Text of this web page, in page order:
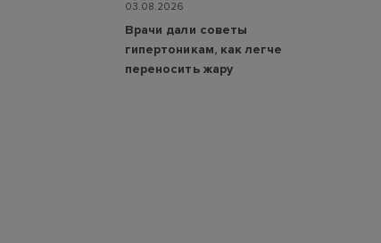
03.08.2026
Врачи дали советы
гипертоникам, как легче
переносить жару